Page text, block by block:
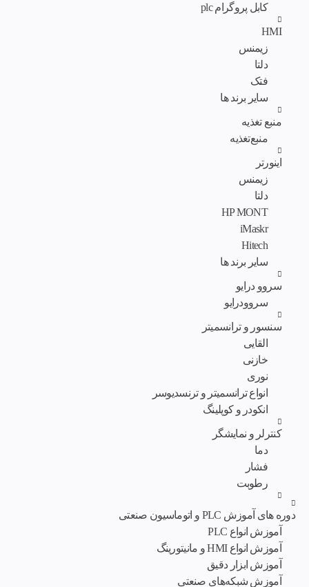
کابل پروگرام plc
HMI
زیمنس
دلتا
فتک
سایر برند ها
منبع تغذیه
منبع‌تغذیه
اینورتر
زیمنس
دلتا
HP MONT
iMaskr
Hitech
سایر برند ها
سروو درایو
سروودرایو
سنسور و ترانسمیتر
القایی
خازنی
نوری
انواع ترانسمیتر و ترنسدیوسر
انکودر و کوپلینگ
کنترلر و نمایشگر
دما
فشار
رطوبت
دوره های آموزش PLC و اتوماسیون صنعتی
آموزش انواع PLC
آموزش انواع HMI و مانیتورینگ
آموزش ابزار دقیق
آموزش شبکه‌های صنعتی